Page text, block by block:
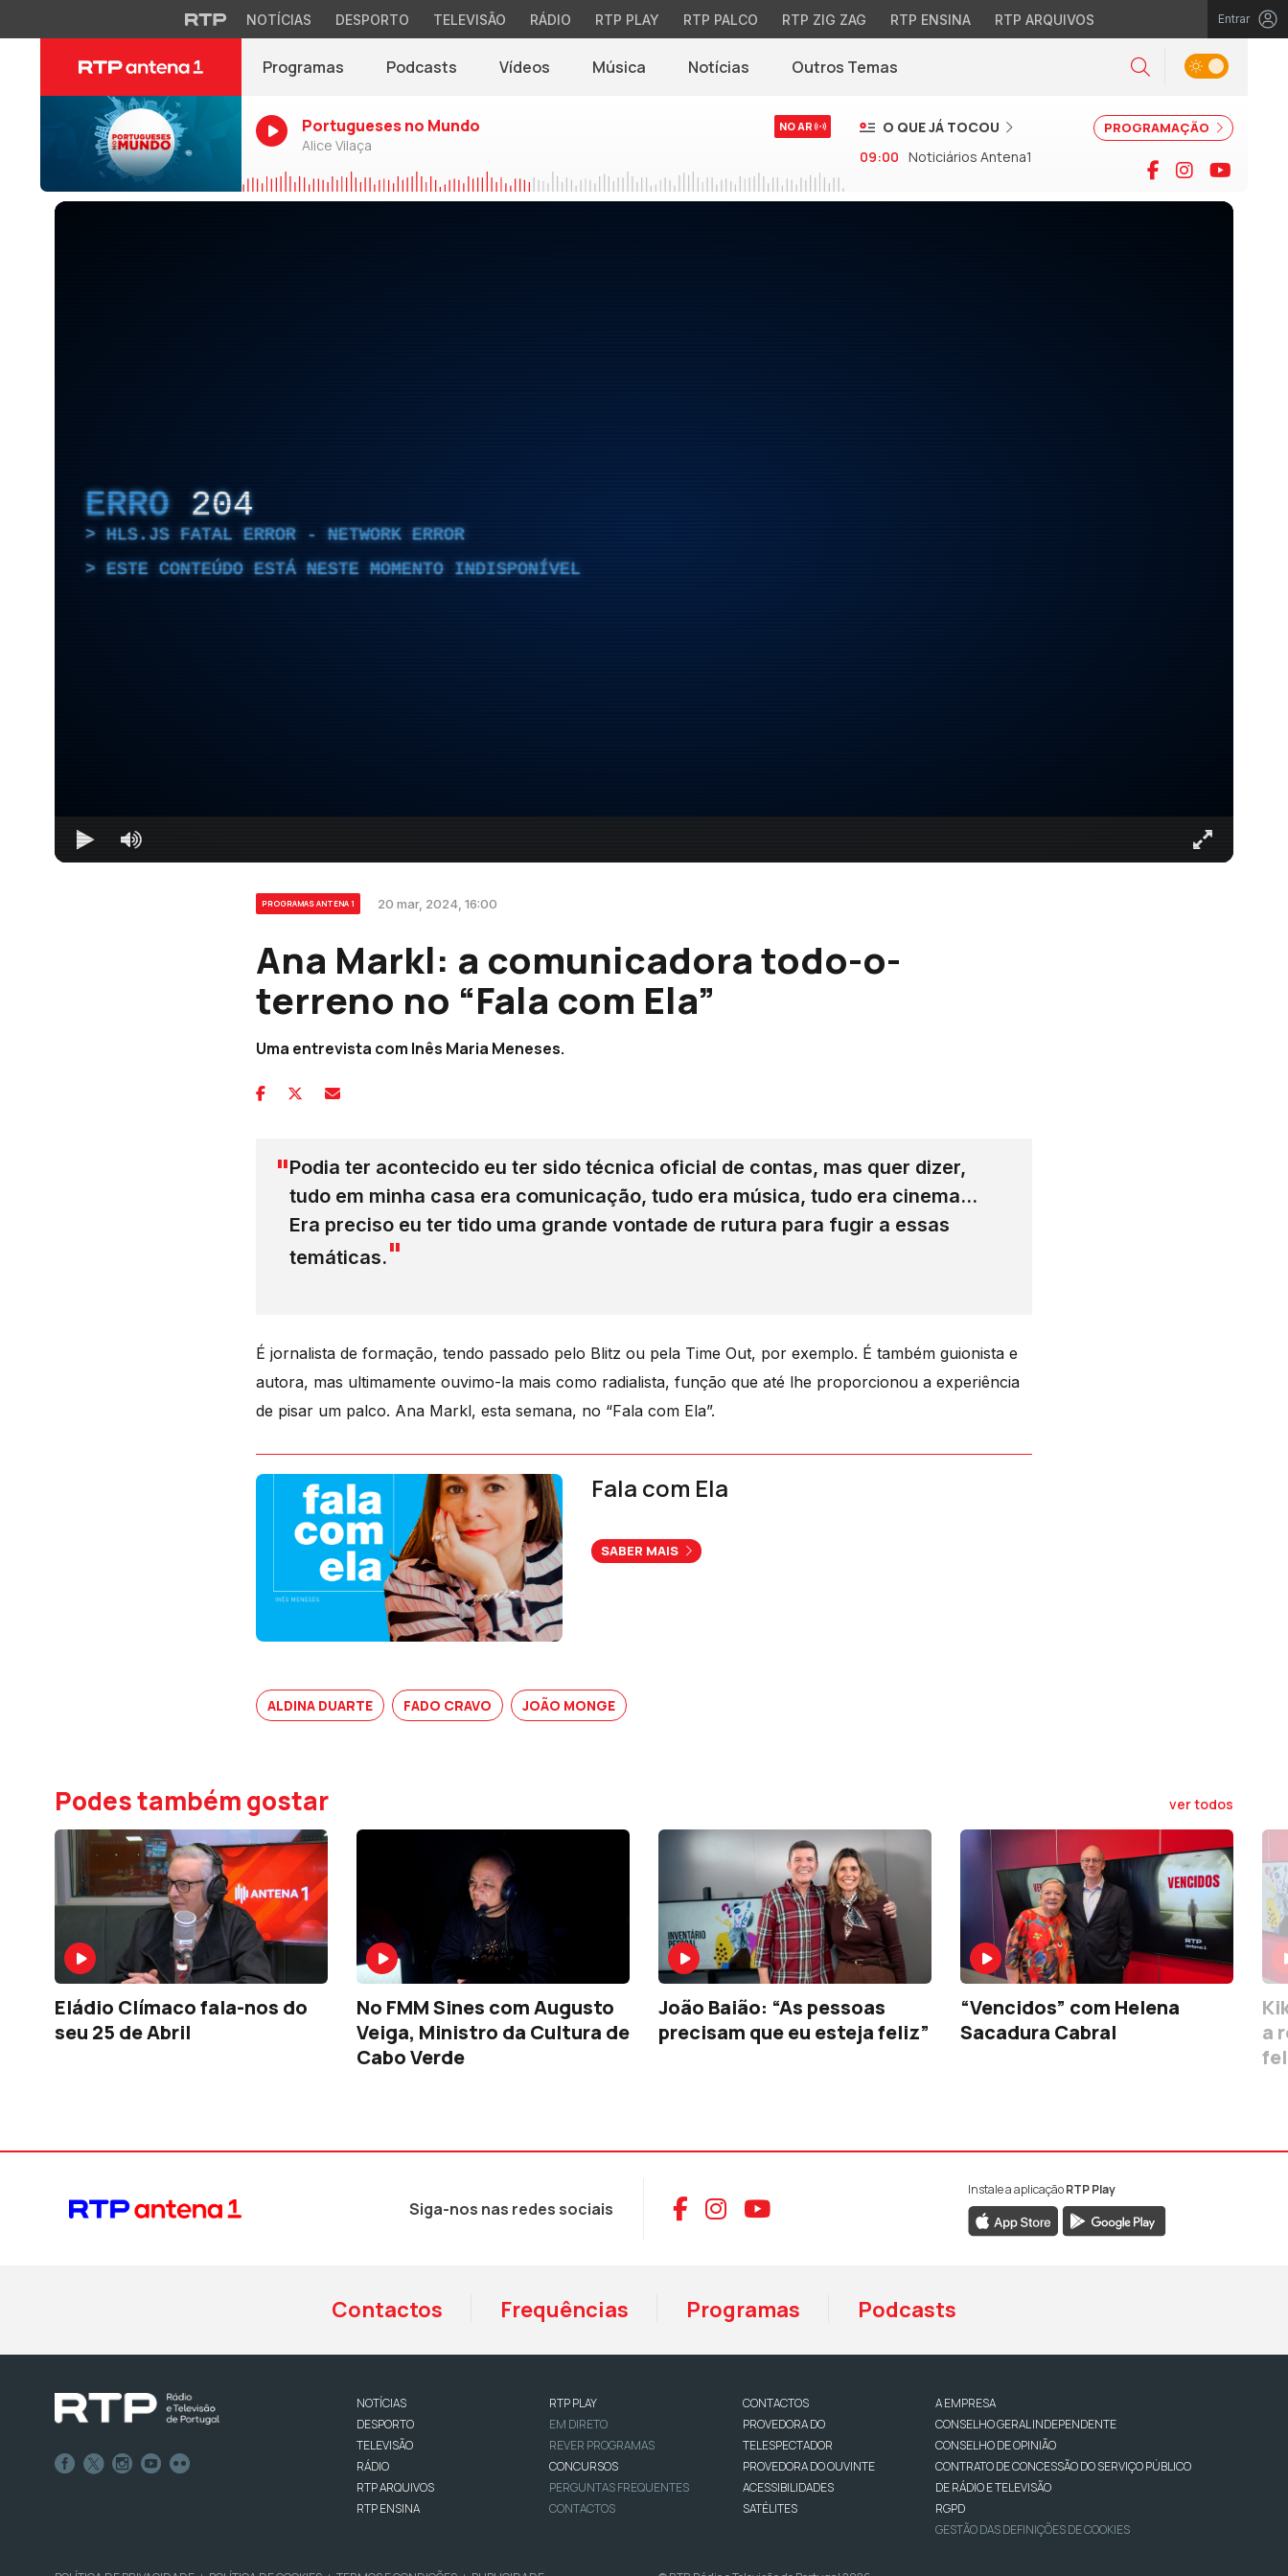
NOTÍCIAS DESPORTO TELEVISÃO RÁDIO RTP PLAY RTP PALCO RTP ZIG ZAG RTP ENSINA RTP ARQUIVOS Entrar
Programas Podcasts Vídeos Música Notícias(abre em nova janela)
Outros Temas Pesquisar
Alternar tema
Portugueses no Mundo
Alice Vilaça
NO AR PROGRAMAÇÃO
O QUE JÁ TOCOU
09:00 Noticiários Antena1 Facebook
Instagram
ERRO 204
HLS.JS FATAL ERROR - NETWORK ERROR
ESTE CONTEÚDO ESTÁ NESTE MOMENTO INDISPONÍVEL
PROGRAMAS ANTENA 1 20 mar, 2024, 16:00
Ana Markl: a comunicadora todo-o-
terreno no “Fala com Ela”
Uma entrevista com Inês Maria Meneses.
Podia ter acontecido eu ter sido técnica oficial de contas, mas quer dizer,
tudo em minha casa era comunicação, tudo era música, tudo era cinema…
Era preciso eu ter tido uma grande vontade de rutura para fugir a essas
temáticas.
É jornalista de formação, tendo passado pelo Blitz ou pela Time Out, por exemplo. É também guionista e
autora, mas ultimamente ouvimo-la mais como radialista, função que até lhe proporcionou a experiência
de pisar um palco. Ana Markl, esta semana, no “Fala com Ela”.
Fala com Ela
SABER MAIS
ALDINA DUARTE FADO CRAVO JOÃO MONGE
Podes também gostar ver todos
Eládio Clímaco fala-nos do
seu 25 de Abril
No FMM Sines com Augusto
Veiga, Ministro da Cultura de
Cabo Verde
João Baião: “As pessoas
precisam que eu esteja feliz”
“Vencidos” com Helena
Sacadura Cabral
a
Siga-nos nas redes sociais Aceder ao Facebook da RTP Antena 1
Aceder ao Instagram da RTP Antena 1
Aceder ao YouTube da RTP Antena 1
Instale a aplicaçãoRTP Play
Contactos Frequências Programas Podcasts
NOTÍCIAS
DESPORTO
TELEVISÃO
RÁDIO
RTP ARQUIVOS
RTP ENSINA
RTP PLAY
EM DIRETO
REVER PROGRAMAS
CONCURSOS
PERGUNTAS FREQUENTES
CONTACTOS
CONTACTOS
PROVEDORA DO
TELESPECTADOR
PROVEDORA DO OUVINTE
ACESSIBILIDADES
SATÉLITES
A EMPRESA
CONSELHO GERAL INDEPENDENTE
CONSELHO DE OPINIÃO
CONTRATO DE CONCESSÃO DO SERVIÇO PÚBLICO
DE RÁDIO E TELEVISÃO
RGPD
GESTÃO DAS DEFINIÇÕES DE COOKIES